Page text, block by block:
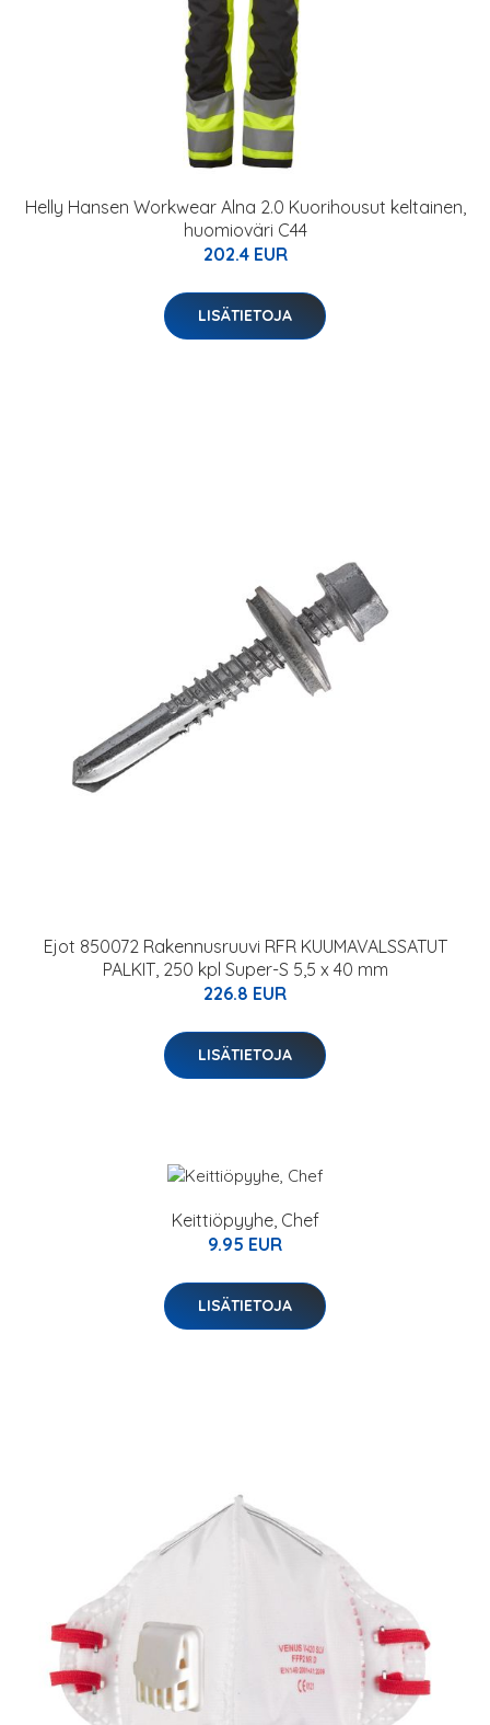
Helly Hansen Workwear Alna 2.0 Kuorihousut keltainen,
huomioväri C44
202.4 EUR
LISÄTIETOJA
Ejot 850072 Rakennusruuvi RFR KUUMAVALSSATUT
PALKIT, 250 kpl Super-S 5,5 x 40 mm
226.8 EUR
LISÄTIETOJA
Keittiöpyyhe, Chef
9.95 EUR
LISÄTIETOJA